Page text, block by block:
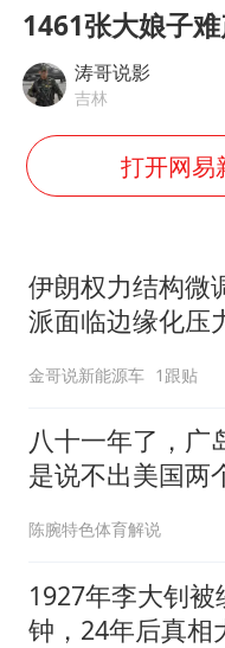
1461张大娘子
涛哥说影
吉林
打开网易
伊朗权力结构微
派面临边缘化压
金哥说新能源车 1跟贴
八十一年了，广
是说不出美国两
陈腕特色体育解说
1927年李大钊被
钟，24年后真相